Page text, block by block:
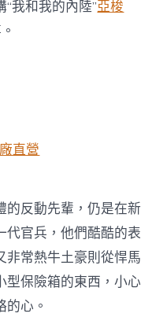
我和我的內陸”亞梭
直營
反動先輩，仍是在新
代官兵，他們酷酷的表
非常熱牛土豪則從悍馬
型保險箱的東西，小心
心。